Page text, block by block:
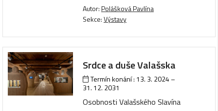
Autor:Polášková Pavlína
Sekce:Výstavy
Srdce a duše Valašska
Termín konání : 13. 3. 2024–
31. 12. 2031
Osobnosti Valašského Slavína